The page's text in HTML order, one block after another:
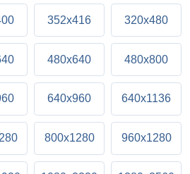
352x416 320x480
480x640 480x800
640x960 640x1136
800x1280 960x1280